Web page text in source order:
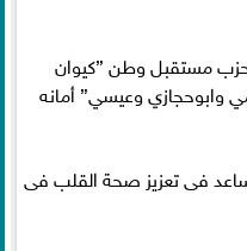
مستقبل وطن ”كيوان
وابوحجازي وعيسي” أمانه
فى تعزيز صحة القلب فى